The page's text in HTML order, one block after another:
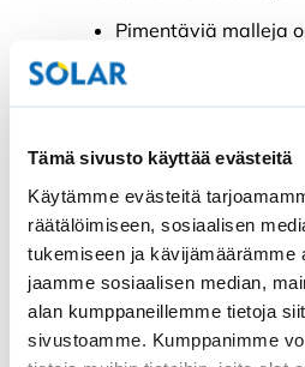
Tämä sivusto käyttää evästeitä
Käytämme evästeitä
räätälöimiseen, sosiaalisen
tukemiseen ja kävijämäärämme
jaamme sosiaalisen median,
alan kumppaneillemme tietoja
sivustoamme. Kumppanimme
Pimentäviä malleja
Sopivat
Helppo ottaa
Sopii käytettäväksi
sivuverhojen kanssa.
Saatavilla malleja,
valkea, valoa
Pimentävien rullaverhojen
Valo voi päästä
sivuilta.